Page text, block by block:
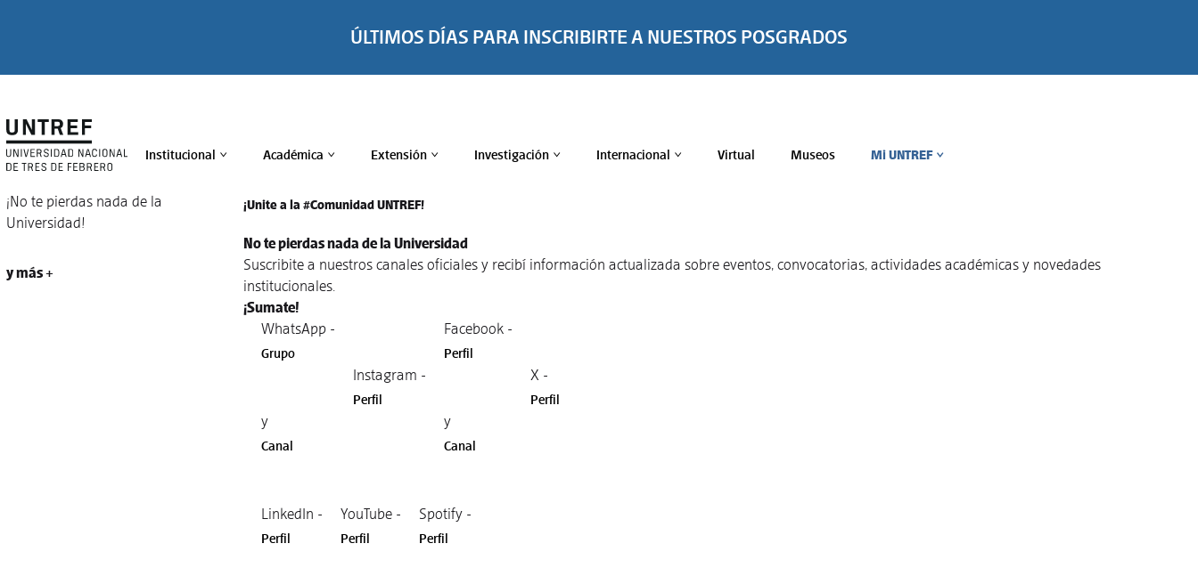
ÚLTIMOS DÍAS PARA INSCRIBIRTE A NUESTROS POSGRADOS
Institucional > Académica > Extensión > Investigación > Internacional > Virtual Museos Mi UNTREF >
¡No te pierdas nada de la
Universidad!
y más +
¡Unite a la #Comunidad UNTREF!
No te pierdas nada de la Universidad
Suscribite a nuestros canales oficiales y recibí información actualizada sobre eventos, convocatorias, actividades académicas y novedades
institucionales.
¡Sumate!
WhatsApp -
Grupo
y
Canal
Instagram -
Perfil
Facebook -
Perfil
y
Canal
X -
Perfil
LinkedIn -
Perfil
YouTube -
Perfil
Spotify -
Perfil